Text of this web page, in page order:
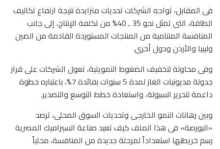
فى المقابل، تواجه الشركات تحديات متزايدة نتيجة ارتفاع تكاليف
الطاقة، التى تمثل نحو 35 ـ 40% من تكلفة الإنتاج، إلى جانب
المنافسة المتنامية من المنتجات المستوردة القادمة من الصين
وليبيا والأردن ودول أخرى.
وفى محاولة لتخفيف الضغوط التمويلية، تعول الشركات على قرار
جدولة مديونيات الغاز لمدة 5 سنوات بفائدة 7%، باعتباره خطوة
داعمة لتحرير السيولة، واستعادة خطط التوسع والتصدير.
وبين رهانات النمو الخارجى وتحديات السوق المحلى، ترصد
«البورصة» فى هذا الملف كيف تعيد صناعة السيراميك المصرية
رسم خريطتها استعداداً لمرحلة جديدة من المنافسة، محلياً